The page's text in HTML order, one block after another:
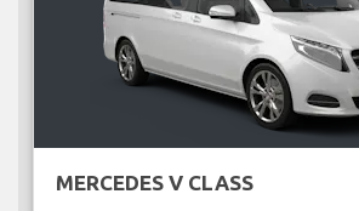
MERCEDES V CLASS